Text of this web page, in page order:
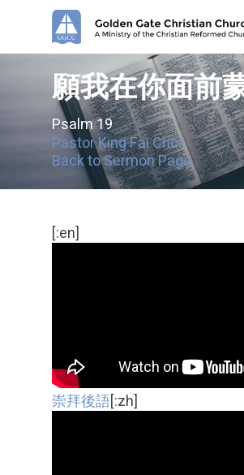
願我在你面前
Psalm 19
Pastor King Fai Choi
Back to Sermon Page
[:en]
崇拜後語[:zh]